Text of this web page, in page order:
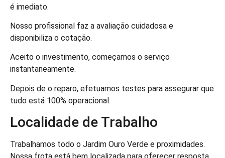
é imediato.
Nosso profissional faz a avaliação cuidadosa e
disponibiliza o cotação.
Aceito o investimento, começamos o serviço
instantaneamente.
Depois de o reparo, efetuamos testes para assegurar que
tudo está 100% operacional.
Localidade de Trabalho
Trabalhamos todo o Jardim Ouro Verde e proximidades.